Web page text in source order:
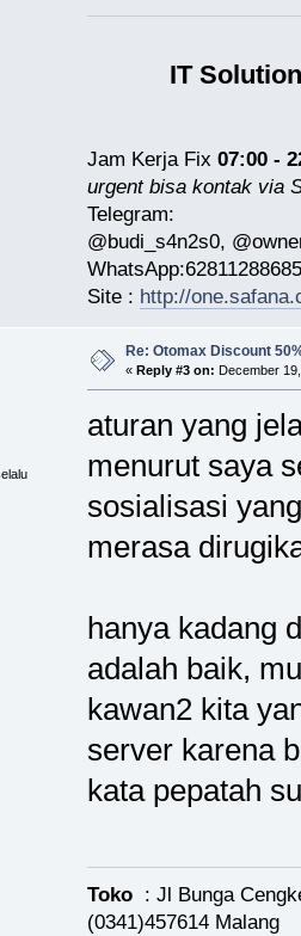
IT
Jam Kerja Fix 07:00 -
urgent bisa kontak via
Telegram:
@budi_s4n2s0,
Site : http://
Re: Otomax Discount
« Reply #3 on: December
aturan yang
menurut saya
sosialisasi
merasa
hanya kadang
adalah baik,
kawan2 kita
server karena
kata pepatah
Toko: Jl Bunga
(0341)457614 Malang